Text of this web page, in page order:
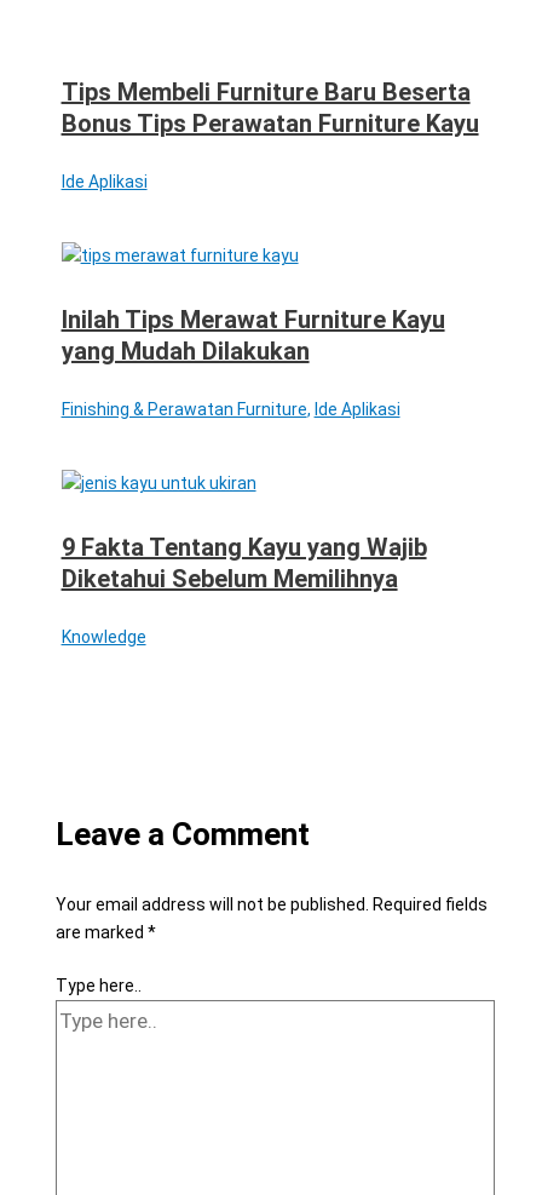
Tips Membeli Furniture Baru Beserta
Bonus Tips Perawatan Furniture Kayu
Ide Aplikasi
Inilah Tips Merawat Furniture Kayu
yang Mudah Dilakukan
Finishing & Perawatan Furniture, Ide Aplikasi
9 Fakta Tentang Kayu yang Wajib
Diketahui Sebelum Memilihnya
Knowledge
Leave a Comment
Your email address will not be published. Required fields
are marked *
Type here..